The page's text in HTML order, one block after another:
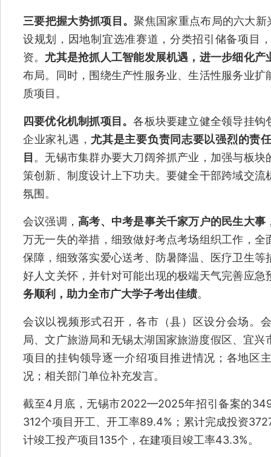
三要把握大势抓项目。聚焦国家重点布局的六大新
设规划，因地制宜选准赛道，分类招引储备项目
资。 尤其是抢抓人工智能发展机遇，进一步细化产
布局。同时，围绕生产性服务业、生活性服务业
质项目。
四要优化机制抓项目。各板块要建立健全领导挂钩
企业家礼遇， 尤其是主要负责同志要以强烈的责
目 。无锡市集群办要大刀阔斧抓产业，加强与板
策创新、制度设计上下功夫。要健全干部跨域交
氛围。
会议强调，高考、中考是事关千家万户的民生大事
万无一失的举措，细致做好考点考场组织工作，
保障，细致落实爱心送考、防暑降温、医疗卫生
好人文关怀，并针对可能出现的极端天气完善应急
务顺利，助力全市广大学子考出佳绩。
会议以视频形式召开，各市（县）区设分会场。
局、文广旅游局和无锡太湖国家旅游度假区、宜
项目的挂钩领导逐一介绍项目推进情况；各地区
况；相关部门单位补充发言。
截至4月底，无锡市2022—2025年招引备案的
312个项目开工、开工率89.4%；累计完成投资
计竣工投产项目135个，在建项目竣工率43.3%。